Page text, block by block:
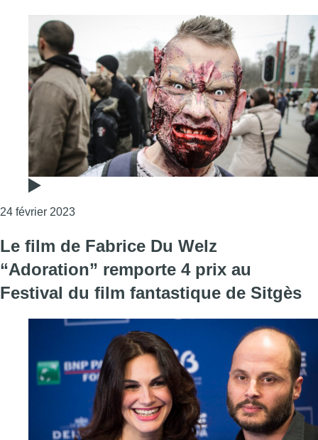
24 février 2023Consulter l'article "Le BIFFF se tiendra du 11
Le film de Fabrice Du Welz
“Adoration” remporte 4 prix au
Festival du film fantastique de Sitgès